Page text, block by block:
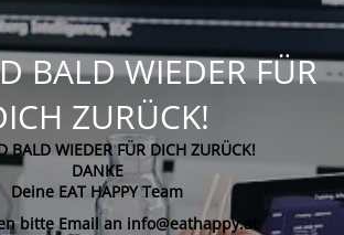
BALD WIEDER FÜR
ZURÜCK!
BALD WIEDER FÜR DICH ZURÜCK!
DANKE
Deine EAT HAPPY Team
bitte Email an info@eathappy.at